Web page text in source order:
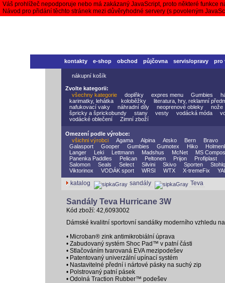
Váš prohlížeč nepodporuje nebo má zakázaný JavaScript, proto některé funkce
Návod pro přidání těchto stránek mezi důvěryhodné servery (s povoleným
kontakty e-shop obchod půjčovna servis/opravy pro
nákupní košík
Zvolte kategorii:
všechny kategorie
doplňky expres menu Gumbies
karimatky, lehátka
koloběžky
literatura, hry, reklamní
nafukovací vaky
náhradní díly neoprenové obleky
nože
špricky a šprickobundy
stany vesty vodácká móda
vodácké oblečení
Zimní zboží
Omezení podle výrobce:
všichni výrobci
Agama Alpina Atsko Bern
Bravo
Galasport
Gooper Gumbies Gumotex Hiko
Langer
Leki Lettmann Madshus McNet
MS
Panenka Paddles
Pelican Peltonen Prijon Profiplast
Salomon
Seals Select Silvini Skivo Sporten
Viktorinox
VODÁK sport WRSI WTX X-tremeFix
katalog sandály Teva
Sandály Teva Hurricane 3W
Kód zboží: 42,6093002
Dámské kvalitní sportovní sandálky moderního vzhledu
• Microban® zink antimikrobiální úprava
• Zabudovaný systém Shoc Pad™ v patní části
• Stlačováním tvarovaná EVA mezipodešev
• Patentovaný univerzální upínací systém
• Nastavitelné přední i nártové pásky na suchý zip
• Polstrovaný patní pásek
• Odolná Traction Rubber™ podešev